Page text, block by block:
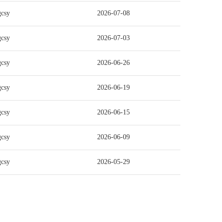
2026-07-08
2026-07-03
2026-06-26
2026-06-19
2026-06-15
2026-06-09
2026-05-29